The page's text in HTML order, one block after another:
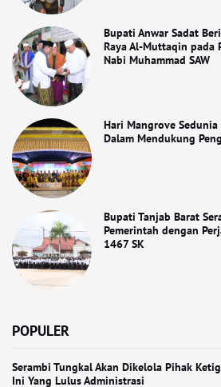
Bupati Anwar Sadat
Raya Al-Muttaqin pada
Nabi Muhammad SAW
Hari Mangrove
Dalam Mendukung
Bupati Tanjab Barat
Pemerintah dengan
1467 SK
POPULER
Serambi Tungkal Akan Dikelola Pihak
Ini Yang Lulus Administrasi